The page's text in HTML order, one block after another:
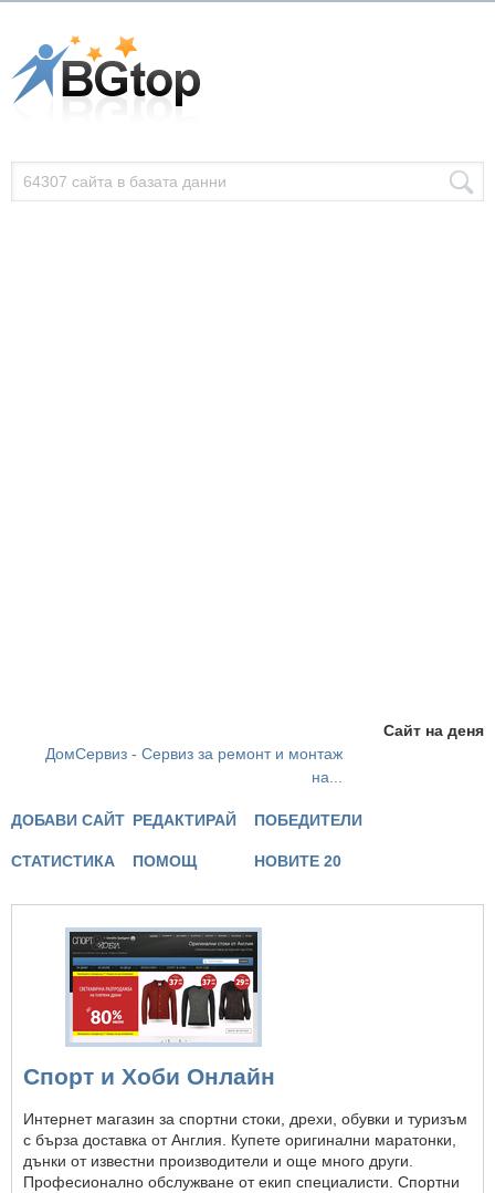
Сайт на деня
ДомСервиз - Сервиз за ремонт и монтаж
на...
ДОБАВИ САЙТ РЕДАКТИРАЙ ПОБЕДИТЕЛИ
СТАТИСТИКА ПОМОЩ НОВИТЕ 20
Спорт и Хоби Онлайн
Интернет магазин за спортни стоки, дрехи, обувки и туризъм
с бърза доставка от Англия. Купете оригинални маратонки,
дънки от известни производители и още много други.
Професионално обслужване от екип специалисти. Спортни